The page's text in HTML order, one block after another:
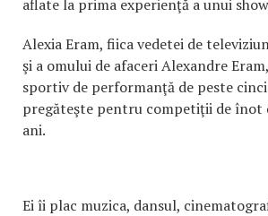
aflate la prima experienţă a unui
Alexia Eram, fiica vedetei de
şi a omului de afaceri Alexandre
sportiv de performanţă de peste cinci
pregăteşte pentru competiţii de înot
ani.
Ei îi plac muzica, dansul,